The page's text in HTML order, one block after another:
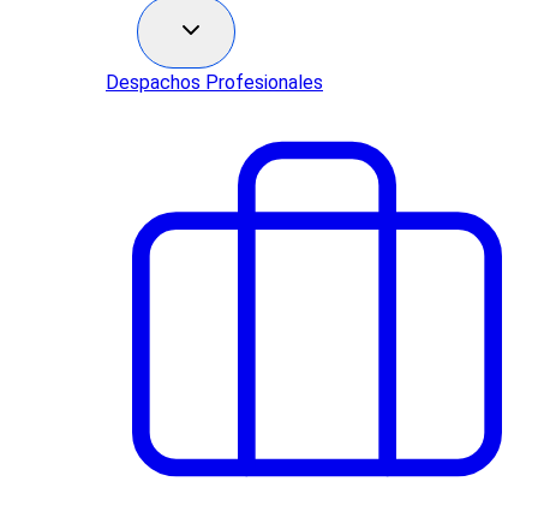
Despachos Profesionales